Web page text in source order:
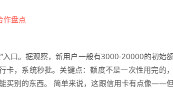
入口。据观察，新用户一般有3000-20000的初始
，系统秒批。关键点：额度不是一次性用完的，
买别的东西。 简单来说，这跟信用卡有点像——但